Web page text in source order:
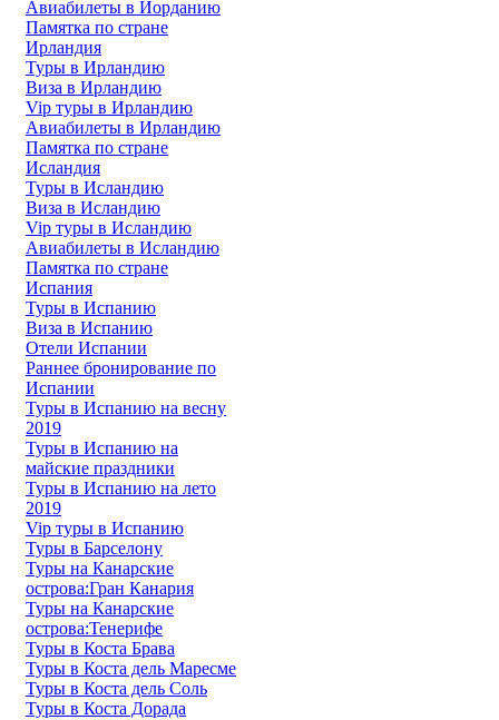
Авиабилеты в Иорданию
Памятка по стране
Ирландия
Туры в Ирландию
Виза в Ирландию
Vip туры в Ирландию
Авиабилеты в Ирландию
Памятка по стране
Исландия
Туры в Исландию
Виза в Исландию
Vip туры в Исландию
Авиабилеты в Исландию
Памятка по стране
Испания
Туры в Испанию
Виза в Испанию
Отели Испании
Раннее бронирование по
Испании
Туры в Испанию на весну
2019
Туры в Испанию на
майские праздники
Туры в Испанию на лето
2019
Vip туры в Испанию
Туры в Барселону
Туры на Канарские
острова:Гран Канария
Туры на Канарские
острова:Тенерифе
Туры в Коста Брава
Туры в Коста дель Маресме
Туры в Коста дель Соль
Туры в Коста Дорада